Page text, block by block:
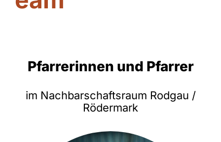
Pfarrerinnen und Pfarrer
im Nachbarschaftsraum Rodgau /
Rödermark